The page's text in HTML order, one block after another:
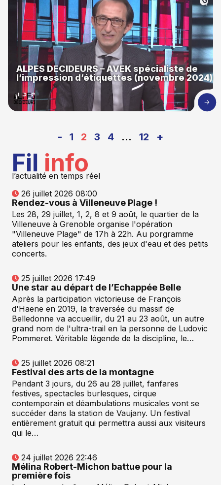
ALPES DECIDEURS – AVEK spécialiste de
l’impression d’étiquettes (novembre 2024)
- 1 2 3 4 … 12 +
Fil info
l’actualité en temps réel
26 juillet 2026 08:00
Rendez-vous à Villeneuve Plage !
Les 28, 29 juillet, 1, 2, 8 et 9 août, le quartier de la
Villeneuve à Grenoble organise l'opération
"Villeneuve Plage" de 17h à 22h. Au porgramme
ateliers pour les enfants, des jeux d'eau et des petits
concerts.
25 juillet 2026 17:49
Une star au départ de l’Echappée Belle
Après la participation victorieuse de François
d'Haene en 2019, la traversée du massif de
Belledonne va accueillir, du 21 au 23 août, un autre
grand nom de l'ultra-trail en la personne de Ludovic
Pommeret. Véritable légende de la discipline, le…
25 juillet 2026 08:21
Festival des arts de la montagne
Pendant 3 jours, du 26 au 28 juillet, fanfares
festives, spectacles burlesques, cirque
contemporain et déambulations musicales vont se
succéder dans la station de Vaujany. Un festival
entièrement gratuit qui permettra aussi aux visiteurs
qui le…
24 juillet 2026 22:46
Mélina Robert-Michon battue pour la
première fois